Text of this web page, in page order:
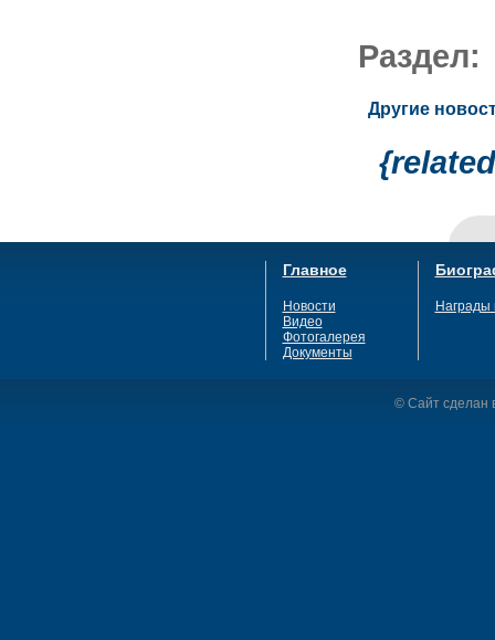
Другие
Главное
Новости
Видео
Фотогалерея
Документы
Награды
© Сайт сделан